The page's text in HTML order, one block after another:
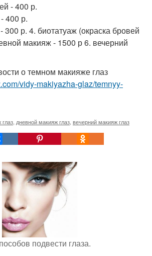
- 400 р.
400 р.
300 р. 4. биотатуаж (окраска бровей
макияж - 1500 р 6. вечерний
о темном макияже глаз
vidy-makiyazha-glaz/temnyy-
дневной макияж глаз вечерний макияж глаз
подвести глаза.